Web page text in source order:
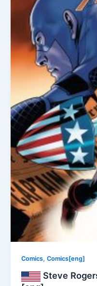
Comics,Comics[eng]
Steve